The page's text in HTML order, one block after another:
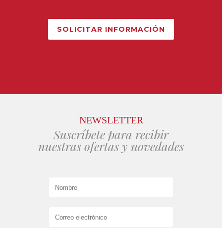
SOLICITAR INFORMACIÓN
NEWSLETTER
Suscríbete para recibir
nuestras ofertas y novedades